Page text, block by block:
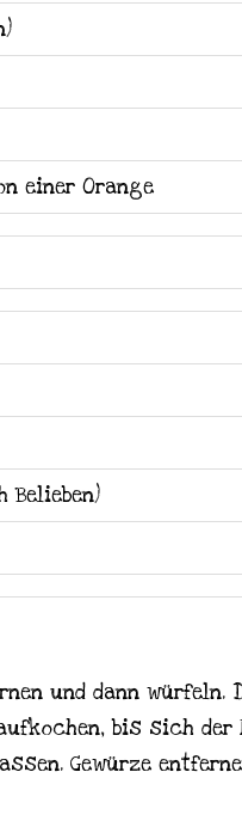
einer Orange
Belieben)
und dann würfeln.
bis sich
Gewürze